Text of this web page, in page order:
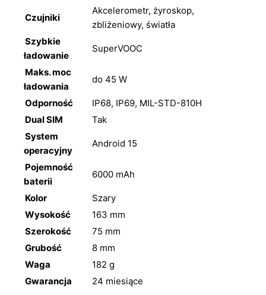
Czujniki
Akcelerometr, żyroskop,
zbliżeniowy, światła
Szybkie
ładowanie
SuperVOOC
Maks. moc
ładowania
do 45 W
Odporność
IP68, IP69, MIL-STD-810H
Dual SIM
Tak
System
operacyjny
Android 15
Pojemność
baterii
6000 mAh
Kolor
Szary
Wysokość
163 mm
Szerokość
75 mm
Grubość
8 mm
Waga
182 g
Gwarancja
24 miesiące